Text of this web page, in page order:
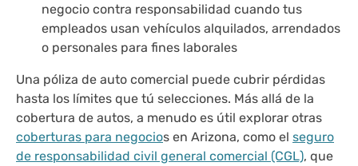
negocio contra responsabilidad cuando tus
empleados usan vehículos alquilados, arrendados
o personales para fines laborales
Una póliza de auto comercial puede cubrir pérdidas
hasta los límites que tú selecciones. Más allá de la
cobertura de autos, a menudo es útil explorar otras
coberturas para negocios en Arizona, como el seguro
de responsabilidad civil general comercial (CGL), que